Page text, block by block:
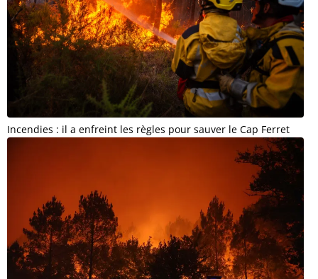
Incendies : il a enfreint les règles pour sauver le Cap Ferret